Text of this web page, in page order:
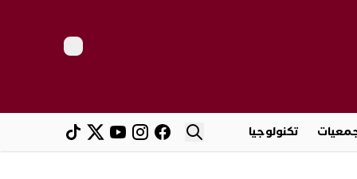
تكنولوجيا